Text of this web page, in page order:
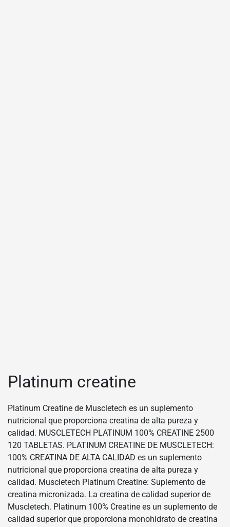
Platinum creatine
Platinum Creatine de Muscletech es un suplemento
nutricional que proporciona creatina de alta pureza y
calidad. MUSCLETECH PLATINUM 100% CREATINE 2500
120 TABLETAS. PLATINUM CREATINE DE MUSCLETECH:
100% CREATINA DE ALTA CALIDAD es un suplemento
nutricional que proporciona creatina de alta pureza y
calidad. Muscletech Platinum Creatine: Suplemento de
creatina micronizada. La creatina de calidad superior de
Muscletech. Platinum 100% Creatine es un suplemento de
calidad superior que proporciona monohidrato de creatina